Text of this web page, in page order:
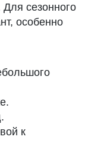
сезонного
особенно
к